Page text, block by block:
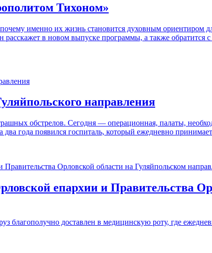
Тихоном»
именно их жизнь становится духовным ориентиром
в новом выпуске программы, а также
направления
обстрелов. Сегодня — операционная, палаты,
два года появился госпиталь, который ежедневно
епархии и Правительства
благополучно доставлен в медицинскую роту, где